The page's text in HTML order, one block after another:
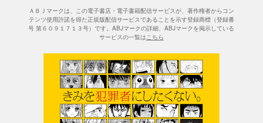
ＡＢＪマークは、この電子書店・電子書籍配信サービスが、著作権者からコン
テンツ使用許諾を得た正規版配信サービスであることを示す登録商標（登録番
号 第６０９１７１３号）です。ABJマークの詳細、ABJマークを掲示している
サービスの一覧はこちら